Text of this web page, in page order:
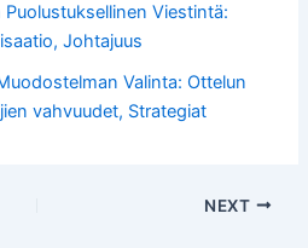
Viestintä:
Johtajuus
Valinta: Ottelun
vahvuudet, Strategiat
NEXT